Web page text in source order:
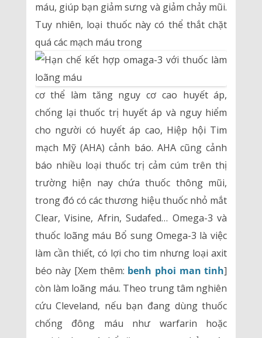
máu, giúp bạn giảm sưng và giảm chảy mũi.
Tuy nhiên, loại thuốc này có thể thắt chặt
quá các mạch máu trong
cơ thể làm tăng nguy cơ cao huyết áp,
chống lại thuốc trị huyết áp và nguy hiểm
cho người có huyết áp cao, Hiệp hội Tim
mạch Mỹ (AHA) cảnh báo. AHA cũng cảnh
báo nhiều loại thuốc trị cảm cúm trên thị
trường hiện nay chứa thuốc thông mũi,
trong đó có các thương hiệu thuốc nhỏ mắt
Clear, Visine, Afrin, Sudafed… Omega-3 và
thuốc loãng máu Bổ sung Omega-3 là việc
làm cần thiết, có lợi cho tim nhưng loại axit
béo này [Xem thêm: benh phoi man tinh]
còn làm loãng máu. Theo trung tâm nghiên
cứu Cleveland, nếu bạn đang dùng thuốc
chống đông máu như warfarin hoặc